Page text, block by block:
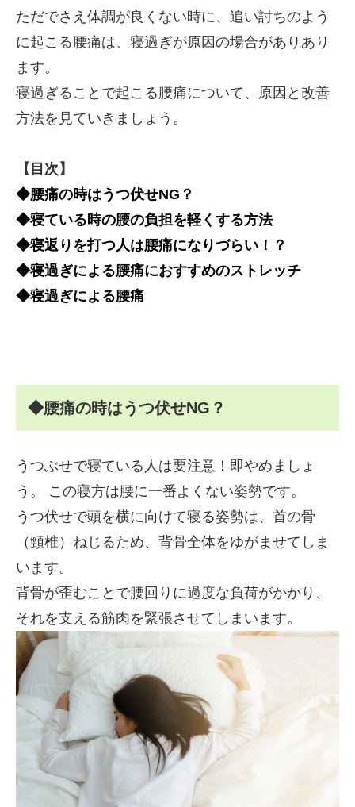
ただでさえ体調が良くない時に、追い討ちのよう
に起こる腰痛は、寝過ぎが原因の場合がありあり
ます。
寝過ぎることで起こる腰痛について、原因と改善
方法を見ていきましょう。
【目次】
◆腰痛の時はうつ伏せNG？
◆寝ている時の腰の負担を軽くする方法
◆寝返りを打つ人は腰痛になりづらい！？
◆寝過ぎによる腰痛におすすめのストレッチ
◆寝過ぎによる腰痛
◆腰痛の時はうつ伏せNG？
うつぶせで寝ている人は要注意！即やめましょ
う。 この寝方は腰に一番よくない姿勢です。
うつ伏せで頭を横に向けて寝る姿勢は、首の骨
（頸椎）ねじるため、背骨全体をゆがませてしま
います。
背骨が歪むことで腰回りに過度な負荷がかかり、
それを支える筋肉を緊張させてしまいます。